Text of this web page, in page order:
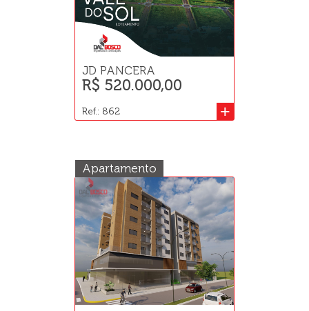
JD PANCERA
R$ 520.000,00
+
Ref.: 862
Apartamento